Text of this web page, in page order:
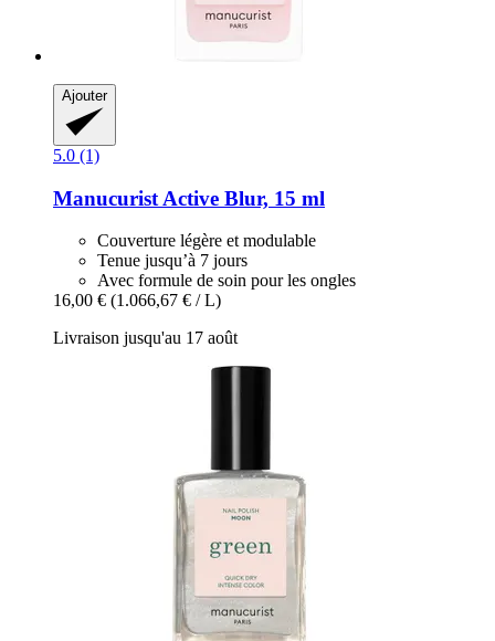
Ajouter
5.0 (1)
Manucurist Active Blur, 15 ml
Couverture légère et modulable
Tenue jusqu’à 7 jours
Avec formule de soin pour les ongles
16,00 € (1.066,67 € / L)
Livraison jusqu'au 17 août